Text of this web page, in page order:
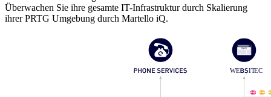
Überwachen Sie ihre gesamte IT-Infrastruktur durch Skalierung
ihrer PRTG Umgebung durch Martello iQ.